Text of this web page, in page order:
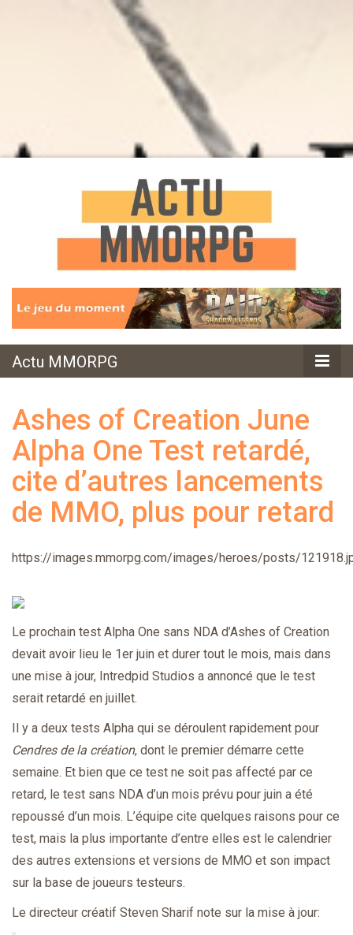
Actu
MMORPG
Actu MMORPG
Ashes of Creation June
Alpha One Test retardé,
cite d’autres lancements
de MMO, plus pour retard
https://images.mmorpg.com/images/heroes/posts/
Le prochain test Alpha One sans NDA d’Ashes of Creation
devait avoir lieu le 1er juin et durer tout le mois, mais dans
une mise à jour, Intredpid Studios a annoncé que le test
serait retardé en juillet.
Il y a deux tests Alpha qui se déroulent rapidement pour
Cendres de la création, dont le premier démarre cette
semaine. Et bien que ce test ne soit pas affecté par ce
retard, le test sans NDA d’un mois prévu pour juin a été
repoussé d’un mois. L’équipe cite quelques raisons pour ce
test, mais la plus importante d’entre elles est le calendrier
des autres extensions et versions de MMO et son impact
sur la base de joueurs testeurs.
Le directeur créatif Steven Sharif note sur la mise à jour: